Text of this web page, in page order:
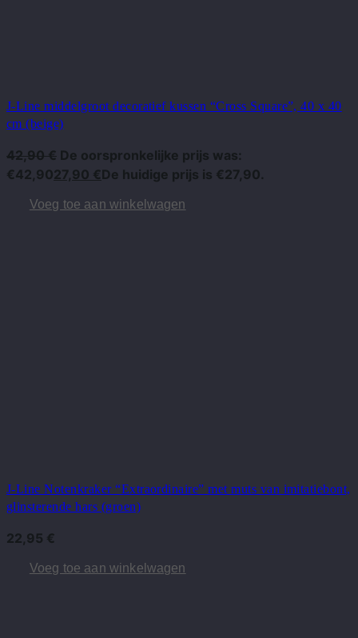
J-Line middelgroot decoratief kussen “Cross Square”, 40 x 40
cm (beige)
42,90€ De oorspronkelijke prijs was:
€42,9027,90 €De huidige prijs is €27,90.
Voeg toe aan winkelwagen
J-Line Notenkraker “Extraordinaire” met muts van imitatiebont,
glinsterende hars (groen)
22,95 €
Voeg toe aan winkelwagen